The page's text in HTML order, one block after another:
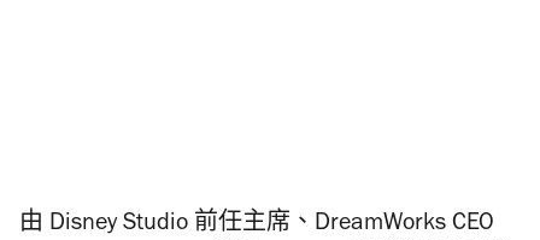
由 Disney Studio 前任主席、DreamWorks CEO